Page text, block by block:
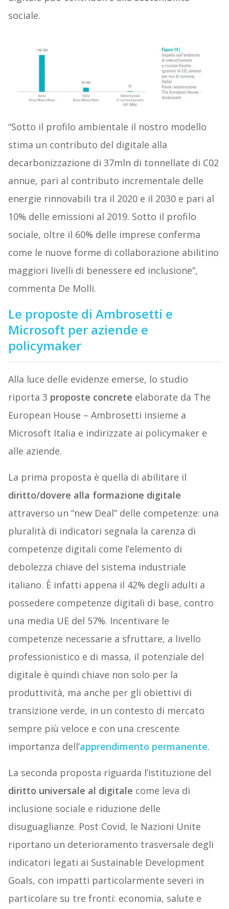
sociale.
“Sotto il profilo ambientale il nostro modello
stima un contributo del digitale alla
decarbonizzazione di 37mln di tonnellate di C02
annue, pari al contributo incrementale delle
energie rinnovabili tra il 2020 e il 2030 e pari al
10% delle emissioni al 2019. Sotto il profilo
sociale, oltre il 60% delle imprese conferma
come le nuove forme di collaborazione abilitino
maggiori livelli di benessere ed inclusione”,
commenta De Molli.
Le proposte di Ambrosetti e
Microsoft per aziende e
policymaker
Alla luce delle evidenze emerse, lo studio
riporta 3 proposte concrete elaborate da The
European House – Ambrosetti insieme a
Microsoft Italia e indirizzate ai policymaker e
alle aziende.
La prima proposta è quella di abilitare il
diritto/dovere alla formazione digitale
attraverso un “new Deal” delle competenze: una
pluralità di indicatori segnala la carenza di
competenze digitali come l’elemento di
debolezza chiave del sistema industriale
italiano. È infatti appena il 42% degli adulti a
possedere competenze digitali di base, contro
una media UE del 57%. Incentivare le
competenze necessarie a sfruttare, a livello
professionistico e di massa, il potenziale del
digitale è quindi chiave non solo per la
produttività, ma anche per gli obiettivi di
transizione verde, in un contesto di mercato
sempre più veloce e con una crescente
importanza dell’apprendimento permanente.
La seconda proposta riguarda l’istituzione del
diritto universale al digitale come leva di
inclusione sociale e riduzione delle
disuguaglianze. Post Covid, le Nazioni Unite
riportano un deterioramento trasversale degli
indicatori legati ai Sustainable Development
Goals, con impatti particolarmente severi in
particolare su tre fronti: economia, salute e